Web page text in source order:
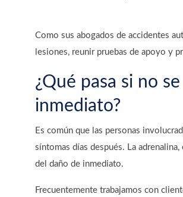
Como sus abogados de accidentes
lesiones, reunir pruebas de apoyo y
¿Qué pasa si no
inmediato?
Es común que las personas
síntomas días después. La
del daño de inmediato.
Frecuentemente trabajamos con